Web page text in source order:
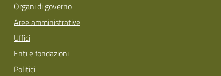
Organi di governo
Aree amministrative
Uffici
Enti e fondazioni
Politici